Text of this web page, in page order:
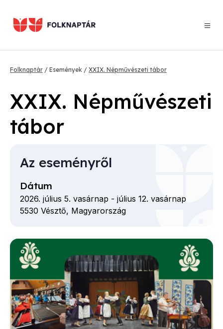
tartalomra
Morzsa
Folknaptár Események XXIX. Népművészeti tábor
XXIX. Népművészeti
tábor
Az eseményről
Dátum
2026. július 5. vasárnap - július 12. vasárnap
5530 Vésztő, Magyarország